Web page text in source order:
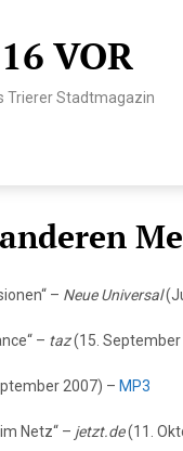
16 VOR
Trierer Stadtmagazin
– Neue Universal
– taz(15. September
2007) – MP3
Netz“ – jetzt.de(11.